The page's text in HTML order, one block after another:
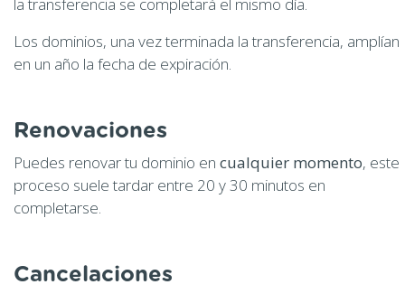
Los dominios, una vez terminada la transferencia, amplían
en un año la fecha de expiración.
Renovaciones
Puedes renovar tu dominio en cualquier momento, este
proceso suele tardar entre 20 y 30 minutos en
completarse.
Cancelaciones